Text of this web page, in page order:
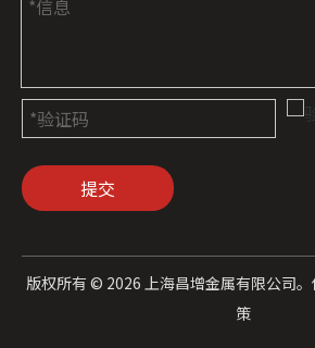
提交
版权所有 © 2026 上海昌增金属有限公司
策